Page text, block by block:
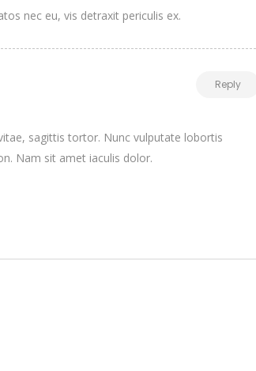
nec eu, vis detraxit periculis ex.
Reply
sagittis tortor. Nunc vulputate lobortis
Nam sit amet iaculis dolor.